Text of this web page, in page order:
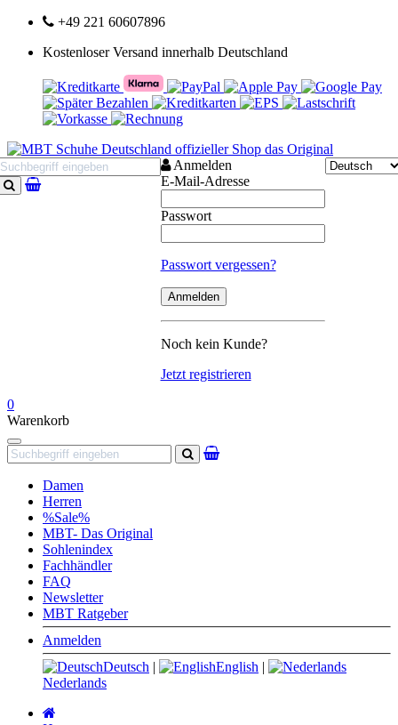
+49 221 60607896
Kostenloser Versand innerhalb Deutschland
Suchen
Anmelden
E-Mail-Adresse
Passwort
Passwort vergessen?
Noch kein Kunde?
Jetzt registrieren
0
Warenkorb
Navigation
Suchen
Damen
Herren
%Sale%
MBT- Das Original
Sohlenindex
Fachhändler
FAQ
Newsletter
MBT Ratgeber
Anmelden
Deutsch | English |
Nederlands